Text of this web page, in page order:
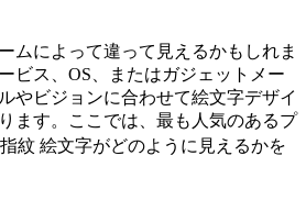
ムによって違って見えるかもしれま
ビス、OS、またはガジェットメー
やビジョンに合わせて絵文字デザイ
ます。ここでは、最も人気のあるプ
紋 絵文字がどのように見えるかを